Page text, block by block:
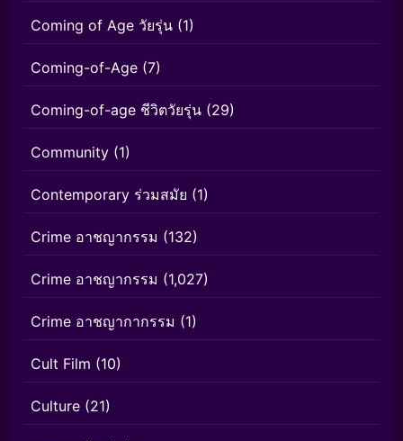
Coming of Age วัยรุ่น (1)
Coming-of-Age (7)
Coming-of-age ชีวิตวัยรุ่น (29)
Community (1)
Contemporary ร่วมสมัย (1)
Crime อาชญากรรม (132)
Crime อาชญากรรม (1,027)
Crime อาชญากากรรม (1)
Cult Film (10)
Culture (21)